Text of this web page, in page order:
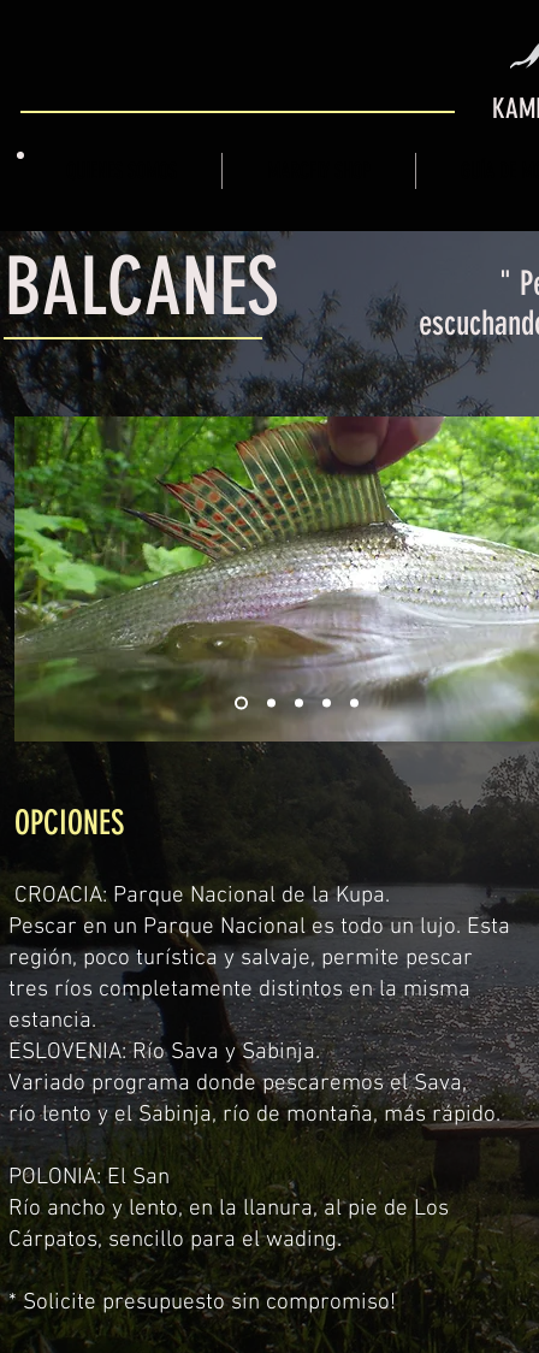
BALCANES
"
OPCIONES
CROACIA: Parque Nacional de la Kupa.
Pescar en un Parque Nacional es todo un lujo. Esta
región, poco turística y salvaje, permite pescar
tres ríos completamente distintos en la misma
estancia. ​
ESLOVENIA: Río Sava y Sabinja.
Variado programa donde pescaremos el Sava,
río lento y el Sabinja, río de montaña, más rápido.
POLONIA: El San
Río ancho y lento, en la llanura, al pie de Los
Cárpatos, sencillo para el wading.
* Solicite presupuesto sin compromiso!